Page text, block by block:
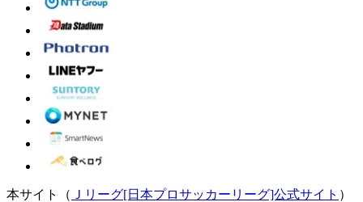
本サイト（ Ｊリーグ[日本プロサッカーリーグ]公式サイト ）